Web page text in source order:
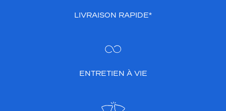
LIVRAISON RAPIDE*
ENTRETIEN À VIE